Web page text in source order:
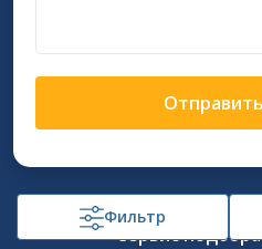
Фильтр
Сервис